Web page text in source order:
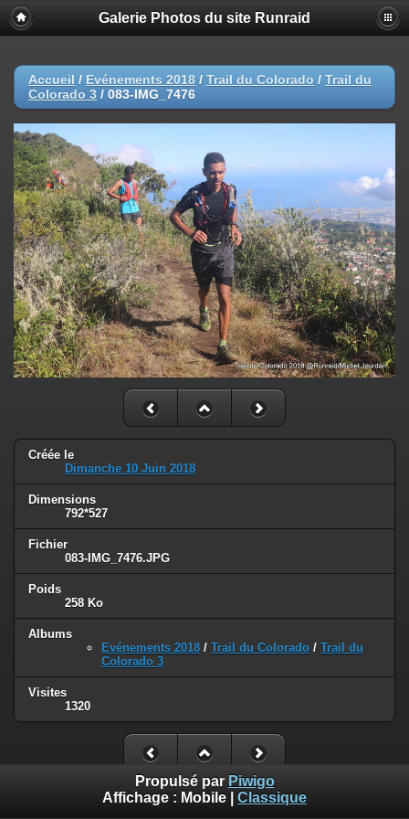
Galerie Photos du site Runraid
Accueil / Evénements 2018 / Trail du Colorado / Trail du
Colorado 3 / 083-IMG_7476
Créée le
Dimanche 10 Juin 2018
Dimensions
792*527
Fichier
083-IMG_7476.JPG
Poids
258 Ko
Albums
Evénements 2018 / Trail du Colorado / Trail du
Colorado 3
Visites
1320
Propulsé par Piwigo
Affichage : Mobile Classique